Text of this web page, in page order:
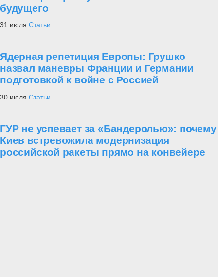
будущего
31 июля Статьи
Ядерная репетиция Европы: Грушко
назвал маневры Франции и Германии
подготовкой к войне с Россией
30 июля Статьи
ГУР не успевает за «Бандеролью»: почему
Киев встревожила модернизация
российской ракеты прямо на конвейере